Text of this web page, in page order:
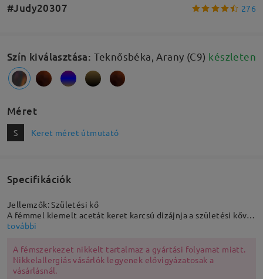
#Judy20307 276
Szín kiválasztása: Teknősbéka, Arany (C9) készleten
Méret
S Keret méret útmutató
Specifikációk
Jellemzők: Születési kő
A fémmel kiemelt acetát keret karcsú dizájnja a születési kővel
egyszerű, mégis stílusos megjelenést kölcsönöz az egész
állsz a dicséretekre ezzel a pár szemüveggel!
további
A fémszerkezet nikkelt tartalmaz a gyártási folyamat miatt.
Nikkelallergiás vásárlók legyenek elővigyázatosak a
vásárlásnál.